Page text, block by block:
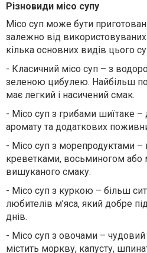
Різновиди місо супу
Місо суп може бути
залежно від використовуваних
кілька основних видів цього
- Класичний місо суп – з
зеленою цибулею. Найбільш
має легкий і насичений смак.
- Місо суп з грибами шиїтаке –
аромату та додаткових
- Місо суп з морепродуктами –
креветками, восьминогом або
вишуканого смаку.
- Місо суп з куркою – більш
любителів м’яса, який добре
днів.
- Місо суп з овочами – чудовий
містить моркву, капусту,